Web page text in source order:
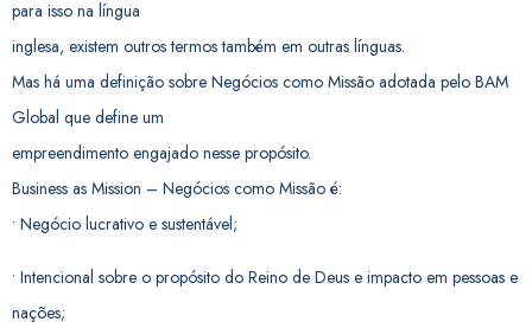
para isso na língua
inglesa, existem outros termos também em outras línguas.
Mas há uma definição sobre Negócios como Missão adotada pelo BAM
Global que define um
empreendimento engajado nesse propósito.
Business as Mission – Negócios como Missão é:
• Negócio lucrativo e sustentável;
• Intencional sobre o propósito do Reino de Deus e impacto em pessoas e
nações;